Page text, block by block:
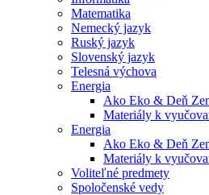
Matematika
Nemecký jazyk
Ruský jazyk
Slovenský jazyk
Telesná výchova
Energia
Ako Eko & Deň
Materiály k
Energia
Ako Eko & Deň
Materiály k
Voliteľné predmety
Spoločenské vedy